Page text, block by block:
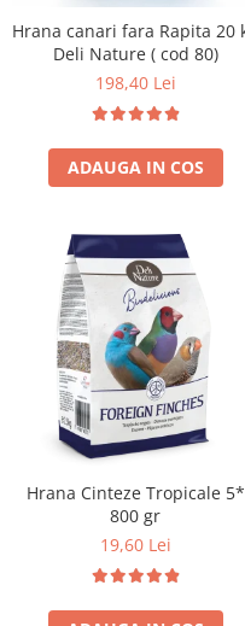
Hrana canari fara Rapita 20 kg
Deli Nature ( cod 80)
198,40 Lei
ADAUGA IN COS
Hrana Cinteze Tropicale 5*
800 gr
19,60 Lei